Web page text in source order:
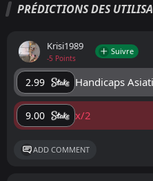
PRÉDICTIONS DES
Krisi1989
-5 Points
Suivre
2.99 Handicaps
9.00 x/2
ADD COMMENT